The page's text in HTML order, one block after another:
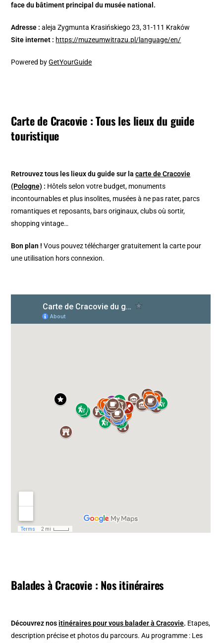
face du bâtiment principal du musée national.
Adresse : aleja Zygmunta Krasińskiego 23, 31-111 Kraków
Site internet : https://muzeumwitrazu.pl/language/en/
Powered byGetYourGuide
Carte de Cracovie : Tous les lieux du guide
touristique
Retrouvez tous les lieux du guide sur lacarte de Cracovie
(Pologne) : Hôtels selon votre budget, monuments
incontournables et plus insolites, musées à ne pas rater, parcs
romantiques et reposants, bars originaux, clubs où sortir,
shopping vintage…
Bon plan ! Vous pouvez télécharger gratuitement la carte pour
une utilisation hors connexion.
Balades à Cracovie : Nos itinéraires
Découvrez nos itinéraires pour vous balader à Cracovie. Etapes,
description précise et photos du parcours. Au programme : Les